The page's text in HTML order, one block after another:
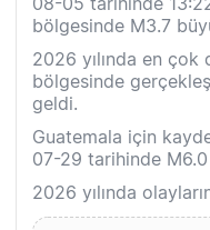
bölgesinde M3.7
2026 yılında en
bölgesinde
geldi.
Guatemala için
07-29 tarihinde
2026 yılında